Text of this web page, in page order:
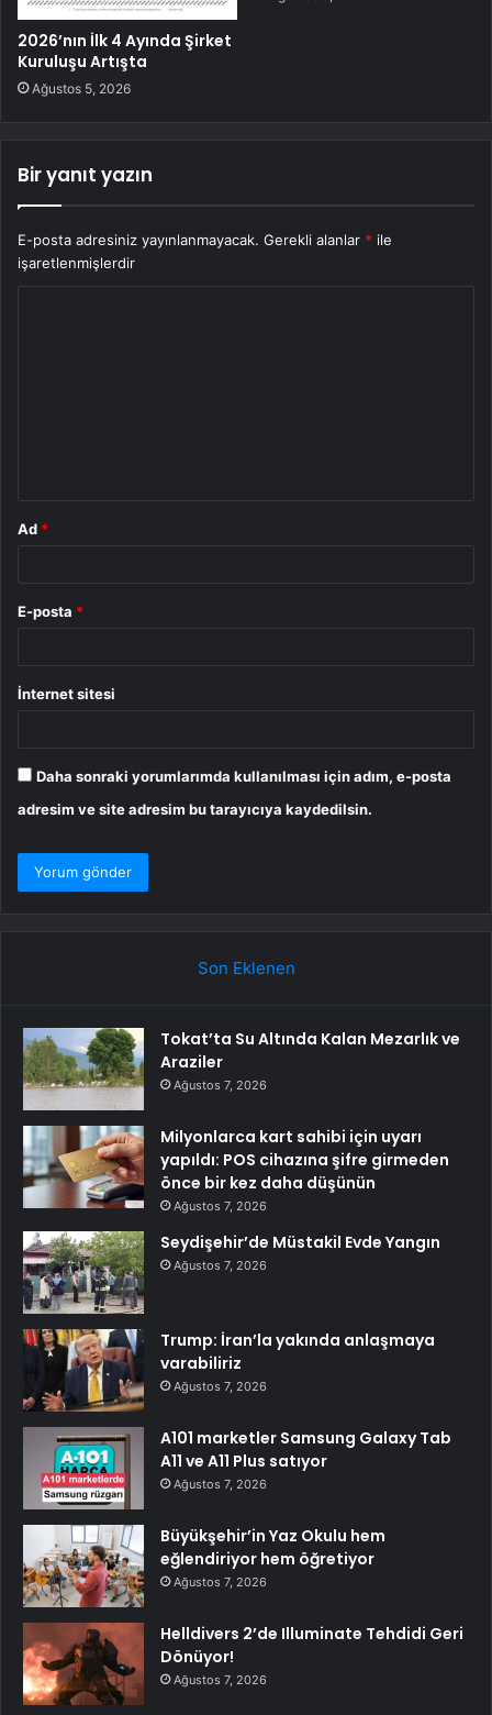
2026’nın İlk 4 Ayında Şirket
Kuruluşu Artışta
Ağustos 5, 2026
Bir yanıt yazın
E-posta adresiniz yayınlanmayacak. Gerekli alanlar * ile
işaretlenmişlerdir
Ad *
E-posta *
İnternet sitesi
Daha sonraki yorumlarımda kullanılması için adım, e-posta
adresim ve site adresim bu tarayıcıya kaydedilsin.
Son Eklenen
Tokat’ta Su Altında Kalan Mezarlık ve
Araziler
Ağustos 7, 2026
Milyonlarca kart sahibi için uyarı
yapıldı: POS cihazına şifre girmeden
önce bir kez daha düşünün
Ağustos 7, 2026
Seydişehir’de Müstakil Evde Yangın
Ağustos 7, 2026
Trump: İran’la yakında anlaşmaya
varabiliriz
Ağustos 7, 2026
A101 marketler Samsung Galaxy Tab
A11 ve A11 Plus satıyor
Ağustos 7, 2026
Büyükşehir’in Yaz Okulu hem
eğlendiriyor hem öğretiyor
Ağustos 7, 2026
Helldivers 2’de Illuminate Tehdidi Geri
Dönüyor!
Ağustos 7, 2026